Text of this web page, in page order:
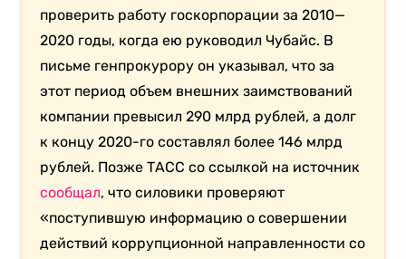
проверить работу госкорпорации за 2010—
2020 годы, когда ею руководил Чубайс. В
письме генпрокурору он указывал, что за
этот период объем внешних заимствований
компании превысил 290 млрд рублей, а долг
к концу 2020-го составлял более 146 млрд
рублей. Позже ТАСС со ссылкой на источник
сообщал, что силовики проверяют
«поступившую информацию о совершении
действий коррупционной направленности со